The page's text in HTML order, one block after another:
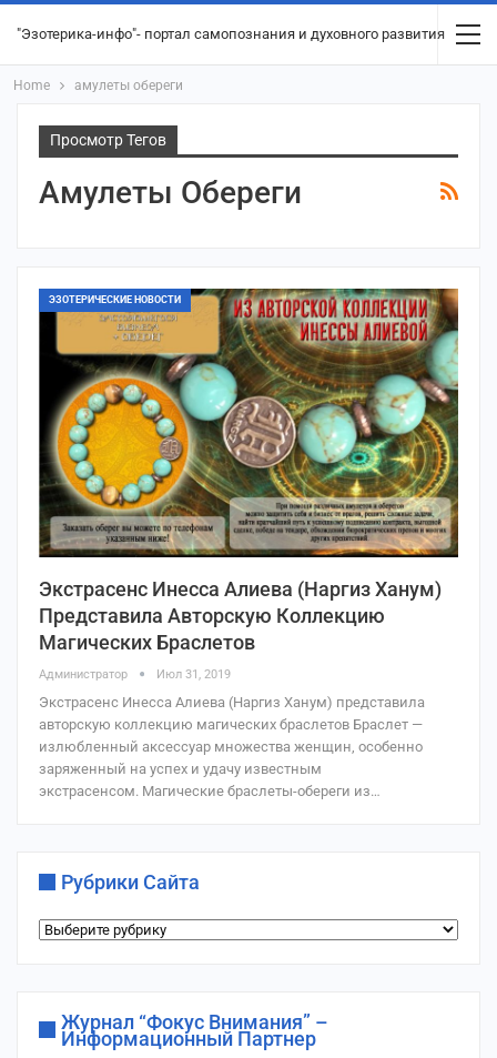
"Эзотерика-инфо"- портал самопознания и духовного развития
Home амулеты обереги
Просмотр Тегов
Амулеты Обереги
ЭЗОТЕРИЧЕСКИЕ НОВОСТИ
Экстрасенс Инесса Алиева (Наргиз Ханум)
Представила Авторскую Коллекцию
Магических Браслетов
Администратор Июл 31, 2019
Экстрасенс Инесса Алиева (Наргиз Ханум) представила
авторскую коллекцию магических браслетов Браслет —
излюбленный аксессуар множества женщин, особенно
заряженный на успех и удачу известным
экстрасенсом. Магические браслеты-обереги из…
Рубрики Сайта
Рубрики
Журнал “Фокус Внимания” –
Информационный Партнер